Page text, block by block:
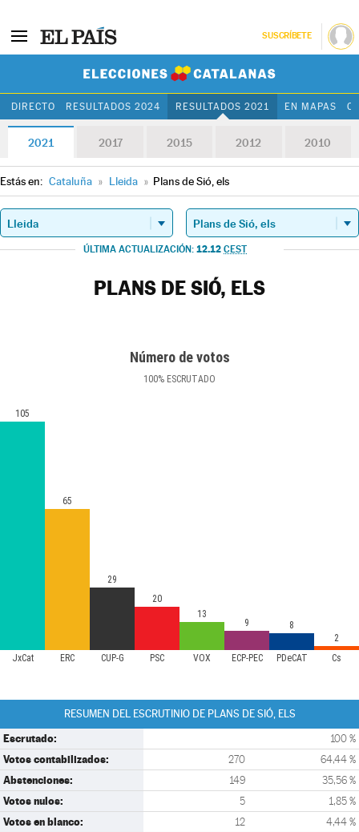
SUSCRÍBETE
DIRECTO RESULTADOS 2024 RESULTADOS 2021 EN MAPAS
2021 2017 2015 2012 2010
Estás en: Cataluña » Lleida » Plans de Sió, els
ÚLTIMA ACTUALIZACIÓN: 12.12 CEST
PLANS DE SIÓ, ELS
Número de votos
100% ESCRUTADO
JxCat ERC CUP-G PSC VOX ECP-PEC PDeCAT Cs
105
65
29
20
13
9
8
2
RESUMEN DEL ESCRUTINIO DE PLANS DE SIÓ, ELS
Escrutado: 100 %
Votos contabilizados: 270 64,44 %
Abstenciones: 149 35,56 %
Votos nulos: 5 1,85 %
Votos en blanco: 12 4,44 %